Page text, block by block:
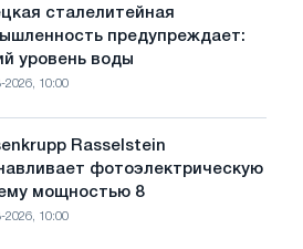
сталелитейная
предупреждает:
уровень воды
2026, 10:00
Rasselstein
фотоэлектрическую
мощностью 8
2026, 10:00